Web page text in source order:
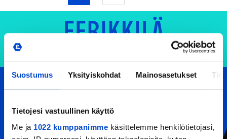
Suostumus Yksityiskohdat Mainosasetukset
Tietojesi vastuullinen käyttö
Me ja 1022 kumppanimme käsittelemme henkilötietojasi,
Eerikkilä Sport & Outdoor Resort
31370 Eerikkilä (Tammela)